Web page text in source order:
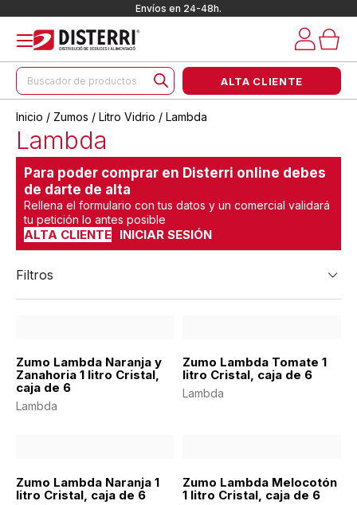
Envíos en 24-48h.
Búsqueda
de
productos
ALTA CLIENTE
Inicio / Zumos / Litro Vidrio / Lambda
Lambda
Para poder comprar en Disterri online debes
de darte de alta
Rellena el formulario con tus datos y un comercial validará
tu petición lo antes posible
ALTA CLIENTE INICIAR SESIÓN
Filtros
Zumo Lambda Naranja y
Zanahoria 1 litro Cristal,
caja de 6
Lambda
Zumo Lambda Tomate 1
litro Cristal, caja de 6
Lambda
Zumo Lambda Naranja 1
litro Cristal, caja de 6
Zumo Lambda Melocotón
1 litro Cristal, caja de 6